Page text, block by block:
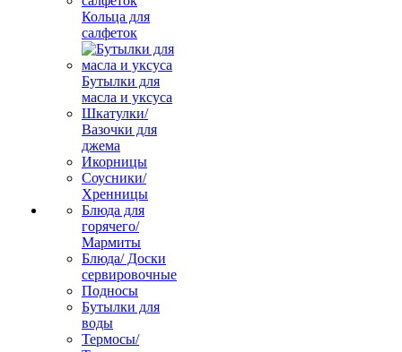
Кольца для
салфеток
Бутылки для
масла и уксуса
Шкатулки/
Вазочки для
джема
Икорницы
Соусники/
Хренницы
Блюда для
горячего/
Мармиты
Блюда/ Доски
сервировочные
Подносы
Бутылки для
воды
Термосы/